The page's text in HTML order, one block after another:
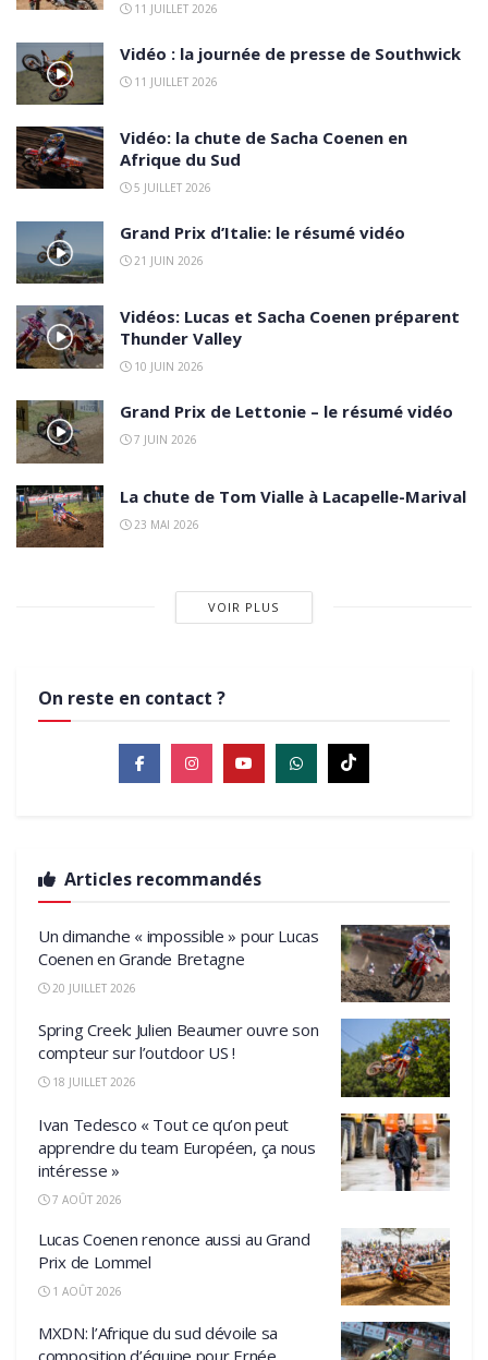
11 JUILLET 2026
Vidéo : la journée de presse de Southwick
11 JUILLET 2026
Vidéo: la chute de Sacha Coenen en
Afrique du Sud
5 JUILLET 2026
Grand Prix d’Italie: le résumé vidéo
21 JUIN 2026
Vidéos: Lucas et Sacha Coenen préparent
Thunder Valley
10 JUIN 2026
Grand Prix de Lettonie – le résumé vidéo
7 JUIN 2026
La chute de Tom Vialle à Lacapelle-Marival
23 MAI 2026
VOIR PLUS
On reste en contact ?
Articles recommandés
Un dimanche « impossible » pour Lucas
Coenen en Grande Bretagne
20 JUILLET 2026
Spring Creek: Julien Beaumer ouvre son
compteur sur l’outdoor US !
18 JUILLET 2026
Ivan Tedesco « Tout ce qu’on peut
apprendre du team Européen, ça nous
intéresse »
7 AOÛT 2026
Lucas Coenen renonce aussi au Grand
Prix de Lommel
1 AOÛT 2026
MXDN: l’Afrique du sud dévoile sa